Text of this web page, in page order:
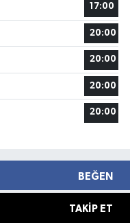
17:00
20:00
20:00
20:00
20:00
BEĞEN
TAKIP ET